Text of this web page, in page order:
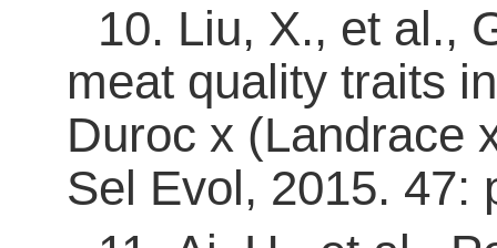
10. Liu, X., et al.,
meat quality traits
Duroc x (Landrace
Sel Evol, 2015. 47: